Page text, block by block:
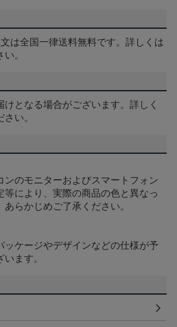
は全国一律送料無料です。詳しくは
。
となる場合がございます。詳しく
い。
のモニターおよびスマートフォン
により、実際の商品の色と異なっ
らかじめご了承ください。
ケージやデザインなどの仕様が予
ます。